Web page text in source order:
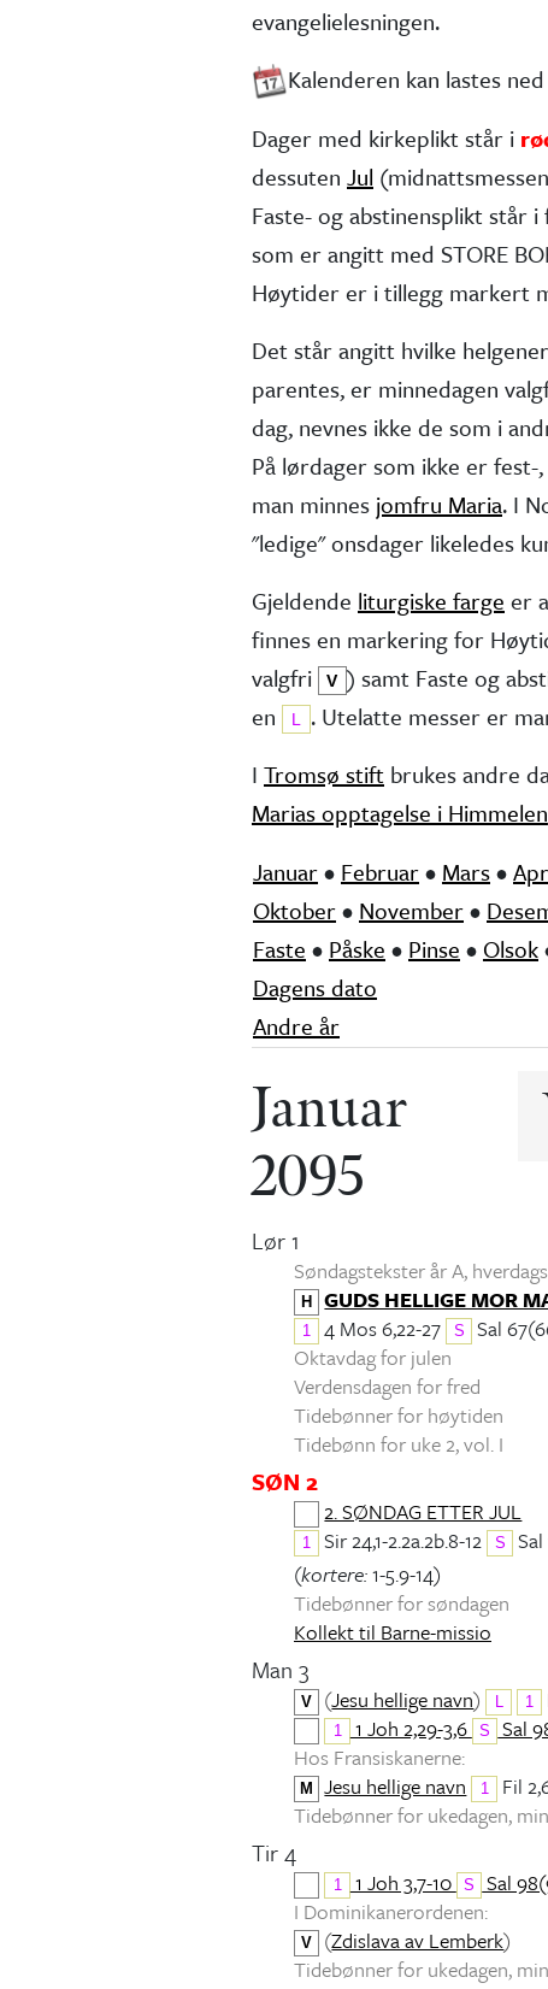
evangelielesningen.
Kalenderen kan lastes ned
Dager med kirkeplikt står i
dessuten Jul
Faste- og abstinens­plikt står
som er angitt med STORE
Høytider er i tillegg markert
Det står angitt hvilke
parentes, er minne­dagen
dag, nevnes ikke de som i
På lørdager som ikke er
man minnes jomfru Maria. I
"ledige" onsdager like­ledes
Gjeldende liturgiske farge er
finnes en markering for
valg­fri
V ) samt Faste og
en
L . Utelatte messer er
I Tromsø stift brukes andre
Marias opptagelse i Himmelen
Januar• Februar• Mars•
Oktober• November•
Faste • Påske • Pinse • Olsok
Dagens dato
Andre år
Januar
2095
Lør 1
Søndagstekster år A,
H GUDS HELLIGE MOR
1 4 Mos 6,22-27 S Sal
Oktavdag for julen
Verdensdagen for fred
Tidebønner for høytiden
Tidebønn for uke 2, vol. I
SØN 2
2. SØNDAG ETTER JUL
1 Sir 24,1-2.2a.2b.8-12 S Sal
(kortere:1-5.9-14)
Tidebønner for søndagen
Kollekt til Barne-missio
Man 3
V (Jesu hellige navn) L 1
1 1 Joh 2,29-3,6 S Sal
Hos Fransiskanerne:
M Jesu hellige navn 1 Fil
Tidebønner for ukedagen,
Tir 4
1 1 Joh 3,7-10 S Sal
I Dominikanerordenen:
V (Zdislava av Lemberk)
Tidebønner for ukedagen,